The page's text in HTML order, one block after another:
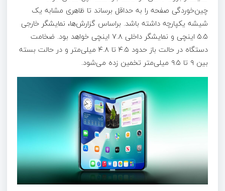
چین‌خوردگی صفحه را به حداقل برساند تا ظاهری مشابه یک
شیشه یکپارچه داشته باشد. براساس گزارش‌ها، نمایشگر خارجی
۵.۵ اینچی و نمایشگر داخلی ۷.۸ اینچی خواهد بود. ضخامت
دستگاه در حالت باز حدود ۴.۵ تا ۴.۸ میلی‌متر و در حالت بسته
بین ۹ تا ۹.۵ میلی‌متر تخمین زده می‌شود.